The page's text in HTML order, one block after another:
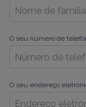
O seu número de
O seu endereço